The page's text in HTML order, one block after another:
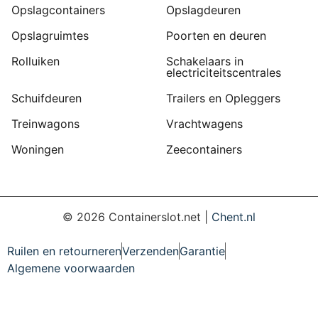
Opslagcontainers
Opslagdeuren
Opslagruimtes
Poorten en deuren
Rolluiken
Schakelaars in
electriciteitscentrales
Schuifdeuren
Trailers en Opleggers
Treinwagons
Vrachtwagens
Woningen
Zeecontainers
© 2026 Containerslot.net | Chent.nl
Ruilen en retournerenVerzendenGarantie
Algemene voorwaarden